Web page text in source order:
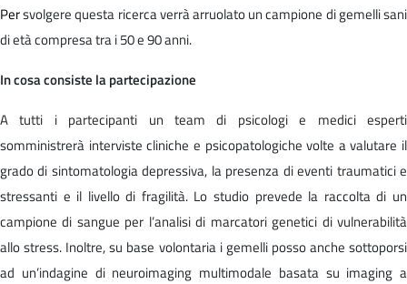
Persvolgere questa ricerca verrà arruolato un campione di gemelli sani
di età compresa tra i 50 e 90 anni.
In cosa consiste la partecipazione
A tutti i partecipanti un team di psicologi e medici esperti
somministrerà interviste cliniche e psicopatologiche volte a valutare il
grado di sintomatologia depressiva, la presenza di eventi traumatici e
stressanti e il livello di fragilità. Lo studio prevede la raccolta di un
campione di sangue per l’analisi di marcatori genetici di vulnerabilità
allo stress. Inoltre, su base volontaria i gemelli posso anche sottoporsi
ad un’indagine di neuroimaging multimodale basata su imaging a